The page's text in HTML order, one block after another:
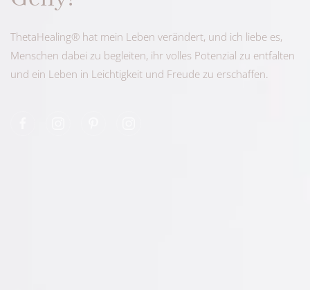
ThetaHealing® hat mein Leben verändert, und ich liebe es,
Menschen dabei zu begleiten, ihr volles Potenzial zu entfalten
und ein Leben in Leichtigkeit und Freude zu erschaffen.